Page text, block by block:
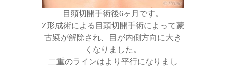
目頭切開手術後6ヶ月です。
Z形成術による目頭切開手術によって蒙
古襞が解除され、目が内側方向に大き
くなりました。
二重のラインはより平行になりまし